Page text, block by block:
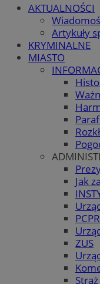
AKTUALNOŚCI
Artykuły
KRYMINALNE
MIASTO
Jak
PCPR
ZUS